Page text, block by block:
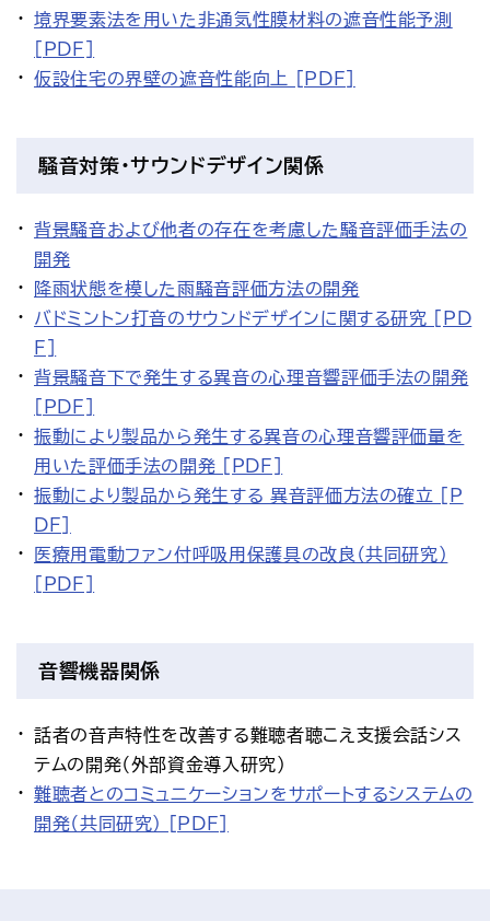
境界要素法を用いた非通気性膜材料の遮音性能予測
[PDF]
仮設住宅の界壁の遮音性能向上 [PDF]
騒音対策・サウンドデザイン関係
背景騒音および他者の存在を考慮した騒音評価手法の
開発
降雨状態を模した雨騒音評価方法の開発
バドミントン打音のサウンドデザインに関する研究 [PD
F]
背景騒音下で発生する異音の心理音響評価手法の開発
[PDF]
振動により製品から発生する異音の心理音響評価量を
用いた評価手法の開発 [PDF]
振動により製品から発生する 異音評価方法の確立 [P
DF]
医療用電動ファン付呼吸用保護具の改良（共同研究）
[PDF]
音響機器関係
話者の音声特性を改善する難聴者聴こえ支援会話シス
テムの開発（外部資金導入研究）
難聴者とのコミュニケーションをサポートするシステムの
開発（共同研究） [PDF]